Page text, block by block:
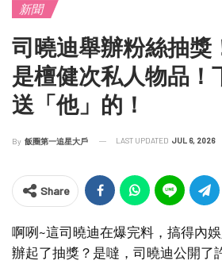
新聞
司曉迪舉辦粉絲抽獎
是檀健次私人物品！
送「他」的！
By 飯圈第一追星大戶 LAST UPDATED JUL 6, 2026
Share
啊咧~這司曉迪在爆完料，搞得內
辦起了抽獎？是噠，司曉迪公開了